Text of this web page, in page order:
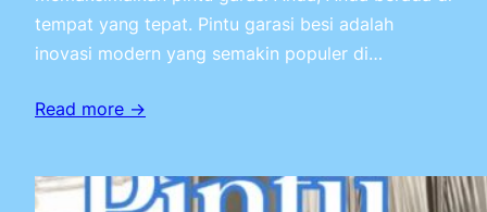
tempat yang tepat. Pintu garasi besi adalah
inovasi modern yang semakin populer di…
Read more →